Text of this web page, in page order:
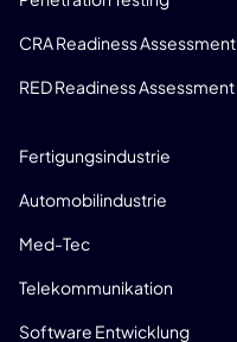
CRA Readiness Assessment
RED Readiness Assessment
Fertigungsindustrie
Automobilindustrie
Med-Tec
Telekommunikation
Software Entwicklung